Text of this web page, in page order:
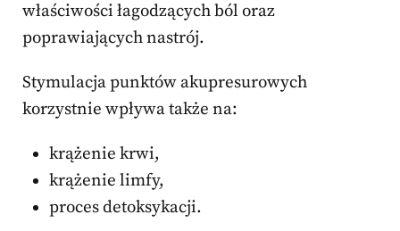
właściwości łagodzących ból oraz
poprawiających nastrój.
Stymulacja punktów akupresurowych
korzystnie wpływa także na:
krążenie krwi,
krążenie limfy,
proces detoksykacji.